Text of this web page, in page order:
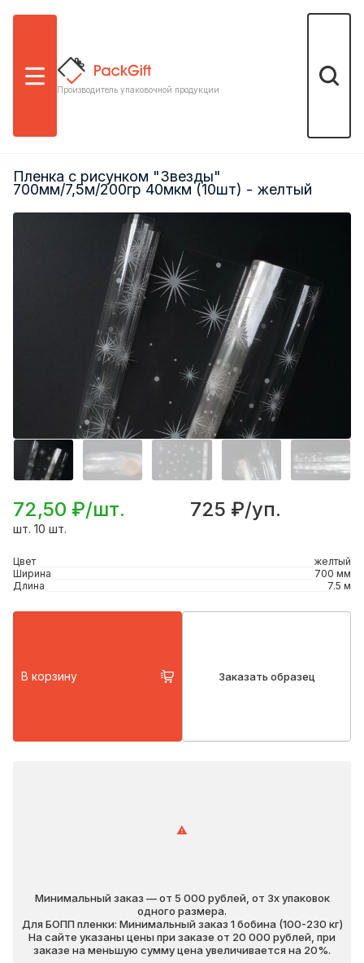
Меню
Производитель упаковочной продукции
Поиск
Пленка с рисунком "Звезды"
700мм/7,5м/200гр 40мкм (10шт) - желтый
72,50 ₽/шт. 725 ₽/уп.
шт. 10 шт.
Цвет
желтый
Ширина
700 мм
Длина
7.5 м
В корзину Заказать образец
Минимальный заказ — от 5 000 рублей, от 3х упаковок
одного размера.
Для БОПП пленки: Минимальный заказ 1 бобина (100-230 кг)
На сайте указаны цены при заказе от 20 000 рублей, при
заказе на меньшую сумму цена увеличивается на 20%.